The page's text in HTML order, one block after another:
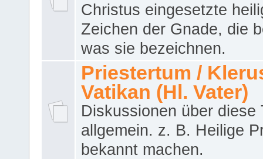
Christus eingesetzte
Zeichen der Gnade, die
was sie bezeichnen.
Priestertum /
Vatikan (Hl. Vater)
Diskussionen über diese
allgemein. z. B. Heilige
bekannt machen.